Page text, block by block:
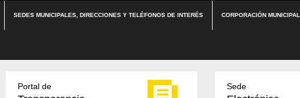
SEDES MUNICIPALES, DIRECCIONES Y TELÉFONOS DE INTERÉS CORPORACIÓN MUNICIPAL
Portal de Sede